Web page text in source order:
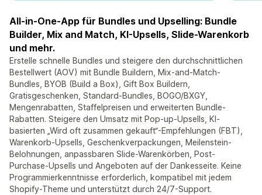
All-in-One-App für Bundles und Upselling: Bundle
Builder, Mix and Match, KI-Upsells, Slide-Warenkorb
und mehr.
Erstelle schnelle Bundles und steigere den durchschnittlichen
Bestellwert (AOV) mit Bundle Buildern, Mix-and-Match-
Bundles, BYOB (Build a Box), Gift Box Buildern,
Gratisgeschenken, Standard-Bundles, BOGO/BXGY,
Mengenrabatten, Staffelpreisen und erweiterten Bundle-
Rabatten. Steigere den Umsatz mit Pop-up-Upsells, KI-
basierten „Wird oft zusammen gekauft“-Empfehlungen (FBT),
Warenkorb-Upsells, Geschenkverpackungen, Meilenstein-
Belohnungen, anpassbaren Slide-Warenkörben, Post-
Purchase-Upsells und Angeboten auf der Dankesseite. Keine
Programmierkenntnisse erforderlich, kompatibel mit jedem
Shopify-Theme und unterstützt durch 24/7-Support.